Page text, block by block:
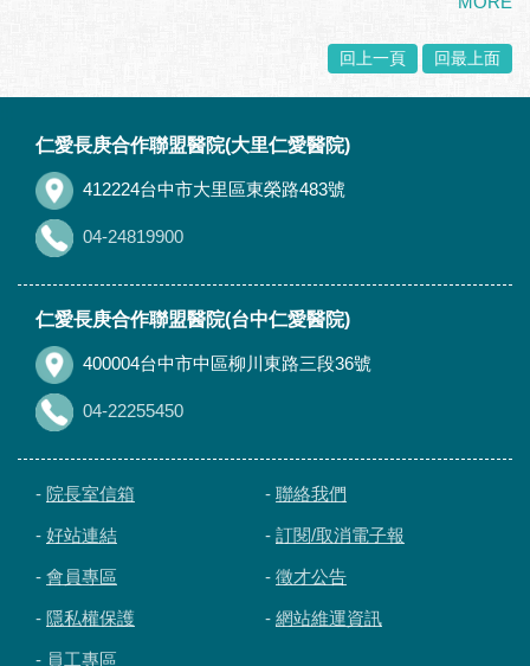
回上一頁 回最上面
仁愛長庚合作聯盟醫院(大里仁愛醫院)
412224台中市大里區東榮路483號
04-24819900
仁愛長庚合作聯盟醫院(台中仁愛醫院)
400004台中市中區柳川東路三段36號
04-22255450
- 院長室信箱 - 聯絡我們
- 好站連結 - 訂閱/取消電子報
- 會員專區 - 徵才公告
- 隱私權保護 - 網站維運資訊
- 員工專區